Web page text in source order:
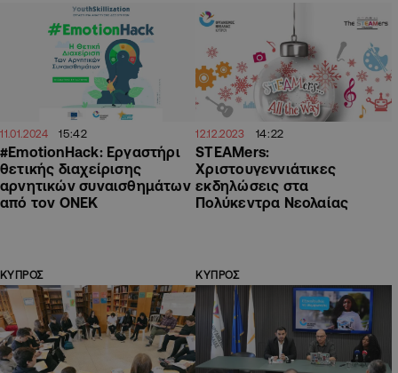
11.01.2024 15:42
#EmotionHack: Εργαστήρι
θετικής διαχείρισης
αρνητικών συναισθημάτων
από τον ΟΝΕΚ
12.12.2023 14:22
STEAMers:
Χριστουγεννιάτικες
εκδηλώσεις στα
Πολύκεντρα Νεολαίας
ΚΥΠΡΟΣ ΚΥΠΡΟΣ